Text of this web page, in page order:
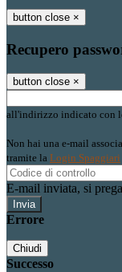
button close ×
Recupero
button close ×
all'indirizzo indicato con
Non hai una e-mail
tramite la Login Spaggiari
E-mail inviata, si
Errore
Chiudi
Successo